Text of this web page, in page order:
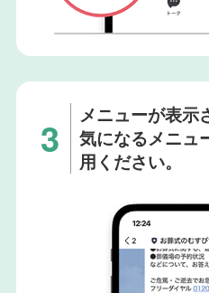
メニューが表示
気になるメニュ
用ください。